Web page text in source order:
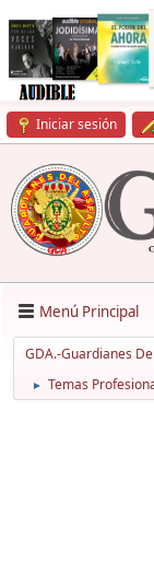
Iniciar sesión
Menú Principal
GDA.-Guardianes
► Temas